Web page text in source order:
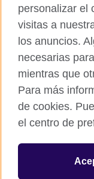
British Council Global
Privacidad
Aviso Legal
Cookies
Mapa del sitio
© 2026 British
relations and
the UK: 209131
(Scotland).
personalizar el
visitas a
los anuncios.
necesarias
mientras que
Para más
de cookies.
el centro de